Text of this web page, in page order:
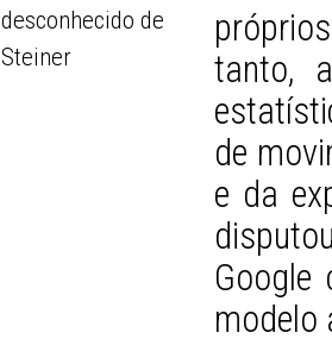
desconhecido de
Steiner
tanto,
de
e da
modelo